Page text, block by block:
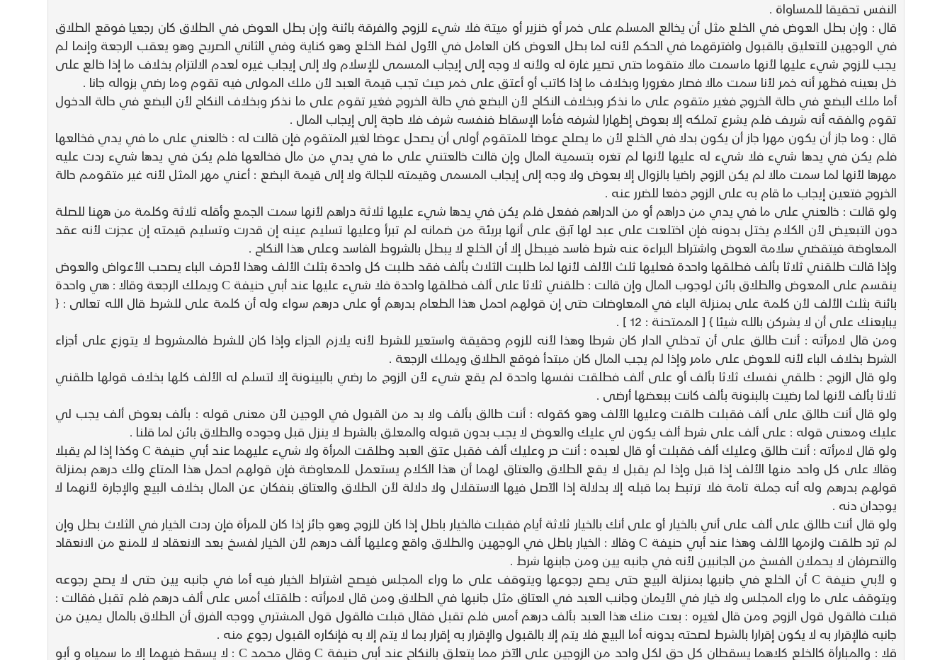
النفس تحقيقا للمساواة .
قال : وإن بطل العوض في الخلع مثل أن يخالع المسلم على خمر أو خنزير أو ميتة فلا شيء للزوج والفرقة بائنة وإن بطل العوض في الطلاق كان رجعيا فوقع الطلاق
في الوجهين للتعليق بالقبول وافترقهما في الحكم لأنه لما بطل العوض كان العامل في الأول لفظ الخلع وهو كناية وفي الثاني الصريح وهو يعقب الرجعة وإنما لم
يجب للزوج شيء عليها لأنها ماسمت مالا متقوما حتى تصير غارة له ولأنه لا وجه إلى إيجاب المسمى للإسلام ولا إلى إيجاب غيره لعدم الالتزام بخلاف ما إذا خالع على
خل بعينه فظهر أنه خمر لأنا سمت مالا فصار مغرورا وبخلاف ما إذا كاتب أو أعتق على خمر حيث تجب قيمة العبد لأن ملك المولى فيه تقوم وما رضي بزواله جانا .
أما ملك البضع في حالة الخروج فغير متقوم على ما نذكر وبخلاف النكاح لأن البضع في حالة الخروج فغير تقوم على ما نذكر وبخلاف النكاح لأن البضع في حالة الدخول
تقوم والفقه أنه شريف فلم يشرع تملكه إلا بعوض إظهارا لشرفه فأما الإسقاط فنفسه شرف فلا حاجة إلى إيجاب المال .
قال : وما جاز أن يكون مهرا جاز أن يكون بدلا في الخلع لأن ما يصلح عوضا للمتقوم أولى أن يصحل عوضا لغير المتقوم فإن قالت له : خالعني على ما في يدي فخالعها
فلم يكن في يدها شيء فلا شيء له عليها لأنها لم تغره بتسمية المال وإن قالت خالعتني على ما في يدي من مال فخالعها فلم يكن في يدها شيء ردت عليه
مهرها لأنها لما سمت مالا لم يكن الزوج راضيا بالزوال إلا بعوض ولا وجه إلى إيجاب المسمى وقيمته للجالة ولا إلى قيمة البضع : أعني مهر المثل لأنه غير متقومم حالة
الخروج فتعين إيجاب ما قام به على الزوج دفعا للضرر عنه .
ولو قالت : خالعني على ما في يدي من دراهم أو من الدراهم ففعل فلم يكن في يدها شيء عليها ثلاثة دراهم لأنها سمت الجمع وأقله ثلاثة وكلمة من ههنا للصلة
دون التبعيض لأن الكلام يختل بدونه فإن اختلعت على عبد لها آبق على أنها بريئة من ضمانه لم تبرأ وعليها تسليم عينه إن قدرت وتسليم قيمته إن عجزت لأنه عقد
المعاوضة فيتقضي سلامة العوض واشتراط البراءة عنه شرط فاسد فيبطل إلا أن الخلع لا يبطل بالشروط الفاسد وعلى هذا النكاح .
وإذا قالت طلقني ثلاثا بألف فطلقها واحدة فعليها ثلث الألف لأنها لما طلبت الثلاث بألف فقد طلبت كل واحدة بثلث الألف وهذا لأحرف الباء يصحب الأعواض والعوض
ينقسم على المعوض والطلاق بائن لوجوب المال وإن قالت : طلقني ثلاثا على ألف فطلقها واحدة فلا شيء عليها عند أبي حنيفة C ويملك الرجعة وقالا : هي واحدة
بائنة بثلث الألف لأن كلمة على بمنزلة الباء في المعاوضات حتى إن قولهم احمل هذا الطعام بدرهم أو على درهم سواء وله أن كلمة على للشرط قال الله تعالى : {
يبايعنك على أن لا يشركن بالله شيئا } [ الممتحنة : 12 ] .
ومن قال لامرأته : أنت طالق على أن تدخلي الدار كان شرطا وهذا لأنه للزوم وحقيقة واستعير للشرط لأنه يلازم الجزاء وإذا كان للشرط فالمشروط لا يتوزع على أجزاء
الشرط بخلاف الباء لأنه للعوض على مامر وإذا لم يجب المال كان مبتدأ فوقع الطلاق ويملك الرجعة .
ولو قال الزوج : طلقي نفسك ثلاثا بألف أو على ألف فطلقت نفسها واحدة لم يقع شيء لأن الزوج ما رضي بالبينونة إلا لتسلم له الألف كلها بخلاف قولها طلقني
ثلاثا بألف لأنها لما رضيت بالبنونة بألف كانت ببعضها أرضى .
ولو قال أنت طالق على ألف فقبلت طلقت وعليها الألف وهو كقوله : أنت طالق بألف ولا بد من القبول في الوجين لأن معنى قوله : بألف بعوض ألف يجب لي
عليك ومعنى قوله : على ألف على شرط ألف يكون لي عليك والعوض لا يجب بدون قبوله والمعلق بالشرط لا ينزل قبل وجوده والطلاق بائن لما قلنا .
ولو قال لامرأته : أنت طالق وعليك ألف فقبلت أو قال لعبده : أنت حر وعليك ألف فقبل عتق العبد وطلقت المرأة ولا شيء عليهما عند أبي حنيفة C وكذا إذا لم يقبلا
وقالا على كل واحد منها الألف إذا قبل وإذا لم يقبل لا يقع الطلاق والعتاق لهما أن هذا الكلام يستعمل للمعاوضة فإن قولهم احمل هذا المتاع ولك درهم بمنزلة
قولهم بدرهم وله أنه جملة تامة فلا ترتبط بما قبله إلا بدلالة إذا الآصل فيها الاستقلال ولا دلالة لأن الطلاق والعتاق بنفكان عن المال بخلاف البيع والإجارة لأنهما لا
يوجدان دنه .
ولو قال أنت طالق على ألف على أني بالخيار أو على أنك بالخيار ثلاثة أيام فقبلت فالخيار باطل إذا كان للزوج وهو جائز إذا كان للمرأة فإن ردت الخيار في الثلاث بطل وإن
لم ترد طلقت ولزمها الألف وهذا عند أبي حنيفة C وقالا : الخيار باطل في الوجهين والطلاق واقع وعليها ألف درهم لأن الخيار لفسخ بعد الانعقاد لا للمنع من الانعقاد
والتصرفان لا يحملان الفسخ من الجانبين لأنه في جانبه يين ومن جابنها شرط .
و لأبي حنيفة C أن الخلع في جانبها بمنزلة البيع حتى يصح رجوعها ويتوقف على ما وراء المجلس فيصح اشتراط الخيار فيه أما في جانبه يين حتى لا يصح رجوعه
ويتوقف على ما وراء المجلس ولا خيار في الأيمان وجانب العبد في العتاق مثل جانبها في الطلاق ومن قال لامرأته : طلقتك أمس على ألف درهم فلم تقبل فقالت :
قبلت فالقول قول الزوج ومن قال لغيره : بعت منك هذا العبد بألف درهم أمس فلم تقبل فقال قبلت فالقول قول المشتري ووجه الفرق أن الطلاق بالمال يمين من
جانبه فالإقرار به لا يكون إقرارا بالشرط لصحته بدونه أما البيع فلا يتم إلا بالقبول والإقرار به إقرار بما لا يتم إلا به فإنكاره القبول رجوع منه .
قلا : والمبارأة كالخلع كلاهما يسقطان كل حق لكل واحد من الزوجين على الآخر مما يتعلق بالنكاح عند أبي حنيفة C وقال محمد C : لا يسقط فيهما إلا ما سمياه و أبو